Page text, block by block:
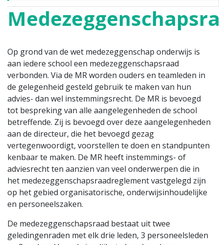
Op grond van de wet medezeggenschap onderwijs is
aan iedere school een medezeggenschapsraad
verbonden. Via de MR worden ouders en teamleden in
de gelegenheid gesteld gebruik te maken van hun
advies- dan wel instemmingsrecht. De MR is bevoegd
tot bespreking van alle aangelegenheden de school
betreffende. Zij is bevoegd over deze aangelegenheden
aan de directeur, die het bevoegd gezag
vertegenwoordigt, voorstellen te doen en standpunten
kenbaar te maken. De MR heeft instemmings- of
adviesrecht ten aanzien van veel onderwerpen die in
het medezeggenschapsraadreglement vastgelegd zijn
op het gebied organisatorische, onderwijsinhoudelijke
en personeelszaken.
De medezeggenschapsraad bestaat uit twee
geledingenraden met elk drie leden, 3 personeelsleden